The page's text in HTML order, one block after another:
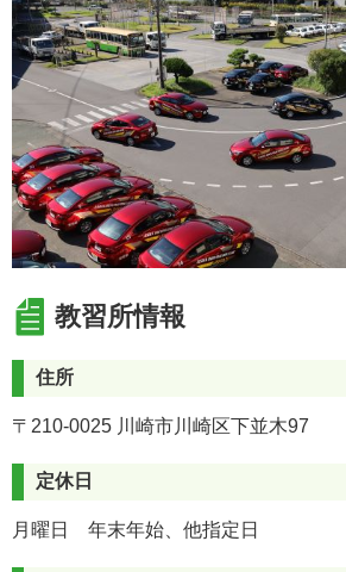
普通車MTの技能教習の流れについて
「Cパターン」をご確認ください。
https://manabi.univcoop.or.jp/drive/
【段階別一括予約プラン 受付休止に
オプションの「段階別一括予約プラ
間受付を休止いたします。
再開の際は、教習所ホームページに
す。
【二輪車の受付について】
入校人数とお申込み時期に制限を設
ださい。
教習所情報
住所
〒210-0025 川崎市川崎区下並木97
定休日
月曜日 年末年始、他指定日